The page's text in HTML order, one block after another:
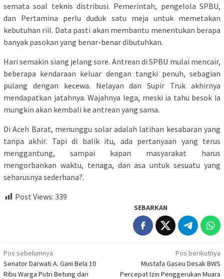
semata soal teknis distribusi. Pemerintah, pengelola SPBU,
dan Pertamina perlu duduk satu meja untuk memetakan
kebutuhan riil. Data pasti akan membantu menentukan berapa
banyak pasokan yang benar-benar dibutuhkan.
Hari semakin siang jelang sore. Antrean di SPBU mulai mencair,
beberapa kendaraan keluar dengan tangki penuh, sebagian
pulang dengan kecewa. Nelayan dan Supir Truk akhirnya
mendapatkan jatahnya. Wajahnya lega, meski ia tahu besok ia
mungkin akan kembali ke antrean yang sama.
Di Aceh Barat, menunggu solar adalah latihan kesabaran yang
tanpa akhir. Tapi di balik itu, ada pertanyaan yang terus
menggantung, sampai kapan masyarakat harus
mengorbankan waktu, tenaga, dan asa untuk sesuatu yang
seharusnya sederhana?.
Post Views: 339
SEBARKAN
Navigasi
pos
Pos sebelumnya
Senator Darwati A. Gani Bela 10
Ribu Warga Putri Betung dari
Pos berikutnya
Mustafa Gaseu Desak BWS
Percepat Izin Penggerukan Muara